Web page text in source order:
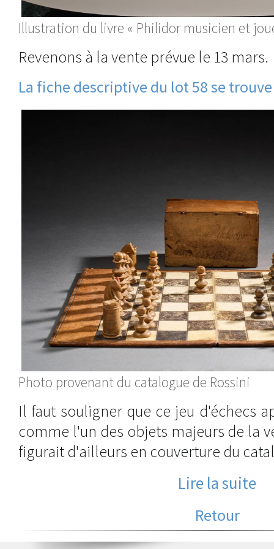
Illustration du livre « Philidor musicien et
Revenons à la vente prévue le 13 mars.
La fiche descriptive du lot 58 se
Photo provenant du catalogue de Rossini
Il faut souligner que ce jeu d'échecs
comme l'un des objets majeurs de la
figurait d'ailleurs en couverture du
Lire la suite
Retour